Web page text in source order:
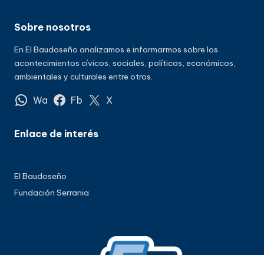
Sobre nosotros
En El Baudoseño analizamos e informarmos sobre los
acontecimientos cívicos, sociales, políticos, económicos,
ambientales y culturales entre otros.
Wa Fb X
Enlace de interés
El Baudoseño
Fundación Serrania